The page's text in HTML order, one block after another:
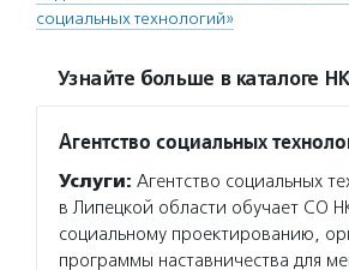
социальных технологий»
Узнайте больше в каталоге
Агентство социальных
Услуги: Агентство социальных
в Липецкой области обучает СО
социальному проектированию,
программы наставничества для